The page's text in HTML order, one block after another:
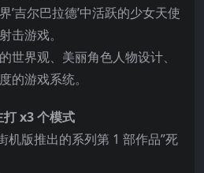
’吉尔巴拉德’中活跃的少女天使
击游戏。
世界观、美丽角色人物设计、
的游戏系统。
x3 个模式
机版推出的系列第 1 部作品”死